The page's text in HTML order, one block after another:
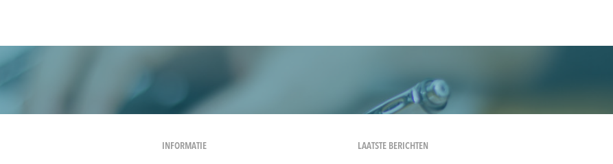
INFORMATIE LAATSTE BERICHTEN